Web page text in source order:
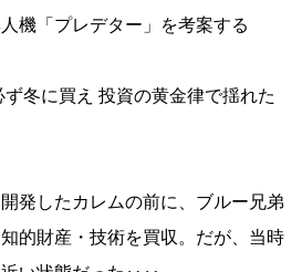
機「プレデター」を考案する
冬に買え 投資の黄金律で揺れた
発したカレムの前に、ブルー兄弟
的財産・技術を買収。だが、当時